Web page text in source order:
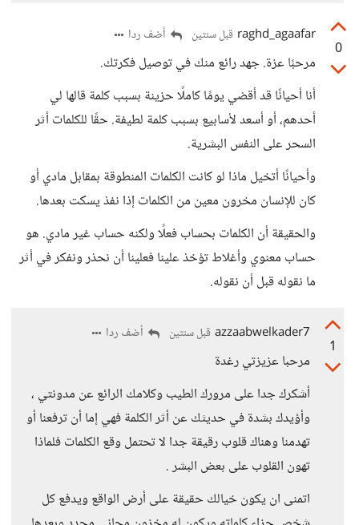
0
raghd_agaafar قبل سنتين أضف ردا
مرحبًا عزة. جهد رائع منك في توصيل فكرتك.
أنا أحيانًا قد أقضي يومًا كاملًا حزينة بسبب كلمة قالها لي
أحدهم، أو أسعد لأسابيع بسبب كلمة لطيفة. حقًا للكلمات أثر
السحر على النفس البشرية.
وأحيانًا أتخيل ماذا لو كانت الكلمات المنطوقة بمقابل مادي أو
كان للإنسان مخرون معين من الكلمات إذا نفذ يسكت بعدها.
والحقيقة أن الكلمات بحساب فعلًا ولكنه حساب غير مادي. هو
حساب معنوي وأغلاط تؤخذ علينا فعلينا أن نحذر ونفكر في أثر
ما نقوله قبل أن نقوله.
1
azzaabwelkader7 قبل سنتين أضف ردا
مرحبا عزيزتي رغدة
أشكرك جدا على مرورك الطيب وكلامك الرائع عن مدونتي ،
وأؤيدك بشدة في حديثك عن أثر الكلمة فهي إما أن ترفعنا أو
تهدمنا وهناك قلوب رقيقة جدا لا تحتمل وقع الكلمات فلماذا
تهون القلوب على بعض البشر .
اتمنى ان يكون خيالك حقيقة على أرض الواقع ويدفع كل